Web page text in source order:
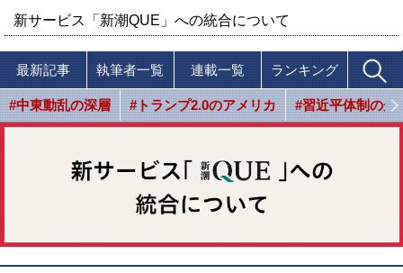
新サービス「新潮QUE」への統合について
最新記事 執筆者一覧 連載一覧 ランキング
#中東動乱の深層 #トランプ2.0のアメリカ #習近平体制の光